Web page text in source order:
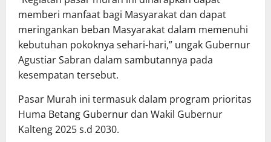
memberi manfaat bagi Masyarakat dan dapat
meringankan beban Masyarakat dalam memenuhi
kebutuhan pokoknya sehari-hari,” ungak Gubernur
Agustiar Sabran dalam sambutannya pada
kesempatan tersebut.
Pasar Murah ini termasuk dalam program prioritas
Huma Betang Gubernur dan Wakil Gubernur
Kalteng 2025 s.d 2030.